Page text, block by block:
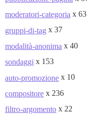
moderatori-categoria x 63
gruppi-di-tag x 37
modalità-anonima x 40
sondaggi x 153
auto-promozione x 10
compositore x 236
filtro-argomento x 22